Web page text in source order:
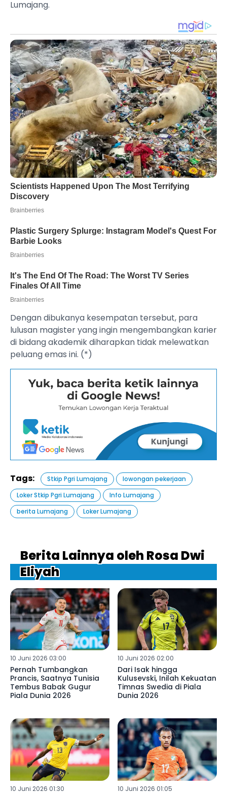
Lumajang.
Dengan dibukanya kesempatan tersebut, para
lulusan magister yang ingin mengembangkan karier
di bidang akademik diharapkan tidak melewatkan
peluang emas ini. (*)
Tags: Stkip Pgri Lumajang
lowongan pekerjaan
Loker Stkip Pgri Lumajang
Info Lumajang
berita Lumajang
Loker Lumajang
Berita Lainnya oleh Rosa Dwi
Eliyah
10 Juni 2026 03:00
Pernah Tumbangkan
Prancis, Saatnya Tunisia
Tembus Babak Gugur
Piala Dunia 2026
10 Juni 2026 02:00
Dari Isak hingga
Kulusevski, Inilah Kekuatan
Timnas Swedia di Piala
Dunia 2026
10 Juni 2026 01:30 10 Juni 2026 01:05